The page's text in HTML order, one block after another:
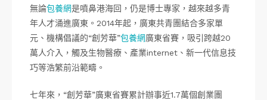
無論包養網是噴鼻港海回，仍是博士專家，越來越多青
年人才涌進廣東。2014年起，廣東共青團結合多家單
元、機構倡議的“創芳華”包養網廣東省賽，吸引跨越20
萬人介入，觸及生物醫療、產業internet、新一代信息技
巧等浩繁前沿範疇。
七年來，“創芳華”廣東省賽累計辦事近1.7萬個創業團